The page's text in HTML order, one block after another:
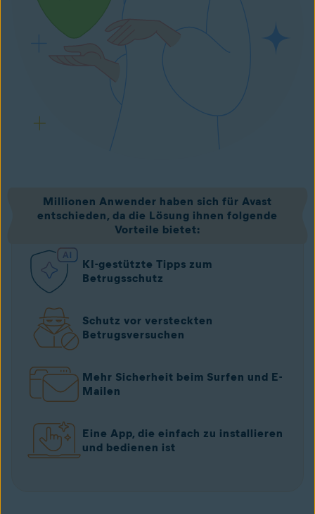
Millionen Anwender haben sich für Avast
entschieden, da die Lösung ihnen folgende
Vorteile bietet:
KI-gestützte Tipps zum
Betrugsschutz
Schutz vor versteckten
Betrugsversuchen
Mehr Sicherheit beim Surfen und E-
Mailen
Eine App, die einfach zu installieren
und bedienen ist